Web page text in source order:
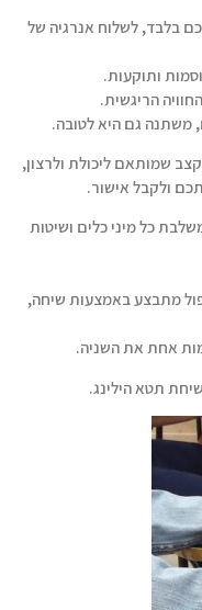
בלבד, לשלוח אנרגיה של
ותוקעות.
הריגשית.
משתנה גם היא לטובה.
שמותאם ליכולת ולרצון,
ולקבל אישור.
כל מיני כלים ושיטות
מתבצע באמצעות שיחה,
אחת את השניה.
תטא הילינג.